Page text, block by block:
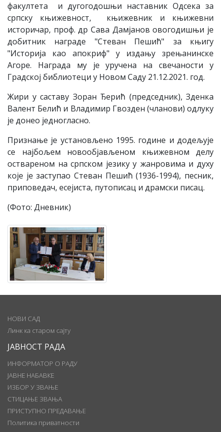
факултета и дугогодошњи наставник Одсека за
српску књижевност, књижевник и књижевни
историчар, проф. др Сава Дамјанов овогодишњи је
добитник награде "Стеван Пешић" за књигу
"Историја као апокриф" у издању зрењанинске
Агоре. Награда му је уручена на свечаности у
Градској библиотеци у Новом Саду 21.12.2021. год.
Жири у саставу Зоран Ђерић (председник), Зденка
Валент Белић и Владимир Гвозден (чланови) одлуку
је донео једногласно.
Признање је установљено 1995. године и додељује
се најбољем новообјављеном књижевном делу
оствареном на српском језику у жанровима и духу
које је заступао Стеван Пешић (1936-1994), песник,
приповедач, есејиста, путописац и драмски писац.
(Фото: Дневник)
НОВИ САД
Линк ка старом сајту
ЈАВНОСТ РАДА
ИНФОРМАТОР О РАДУ
ЈАВНЕ НАБАВКЕ
ИЗБОР У ЗВАЊЕ
СТИЦАЊЕ ЗВАЊА
ПРИСТУПНО ПРЕДАВАЊЕ
Политика приватности